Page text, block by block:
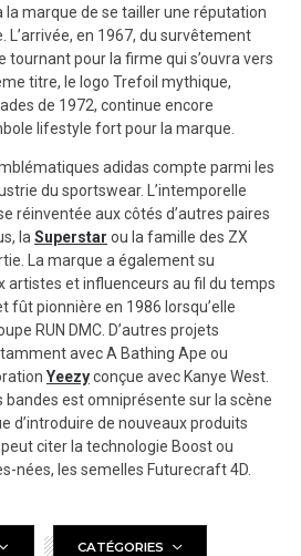
marque de se tailler une réputation
L’arrivée, en 1967, du survêtement
tournant pour la firme qui s’ouvra vers
titre, le logo Trefoil mythique,
de 1972, continue encore
lifestyle fort pour la marque.
adidas compte parmi les
du sportswear. L’intemporelle
réinventée aux côtés d’autres paires
la Superstar ou la famille des ZX
La marque a également su
artistes et influenceurs au fil du temps
fût pionnière en 1986 lorsqu’elle
RUN DMC. D’autres projets
avec A Bathing Ape ou
Yeezyconçue avec Kanye West.
bandes est omniprésente sur la scène
d’introduire de nouveaux produits
citer la technologie Boost ou
nées, les semelles Futurecraft 4D.
CATÉGORIES